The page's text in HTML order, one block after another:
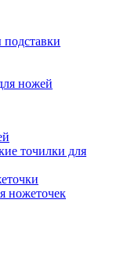
ножей
точилки для
ножеточек